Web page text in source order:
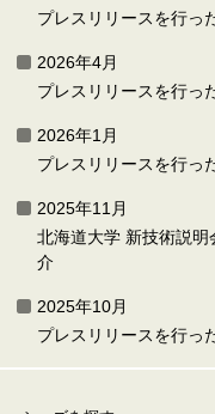
プレスリリースを行っ
2026年4月
プレスリリースを行っ
2026年1月
プレスリリースを行っ
2025年11月
北海道大学 新技術説
介
2025年10月
プレスリリースを行っ